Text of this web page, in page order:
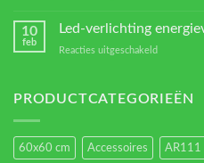
10
feb
Led-verlichting
Reacties uitgeschakeld
PRODUCTCATEGORIEËN
60x60 cm Accessoires AR111